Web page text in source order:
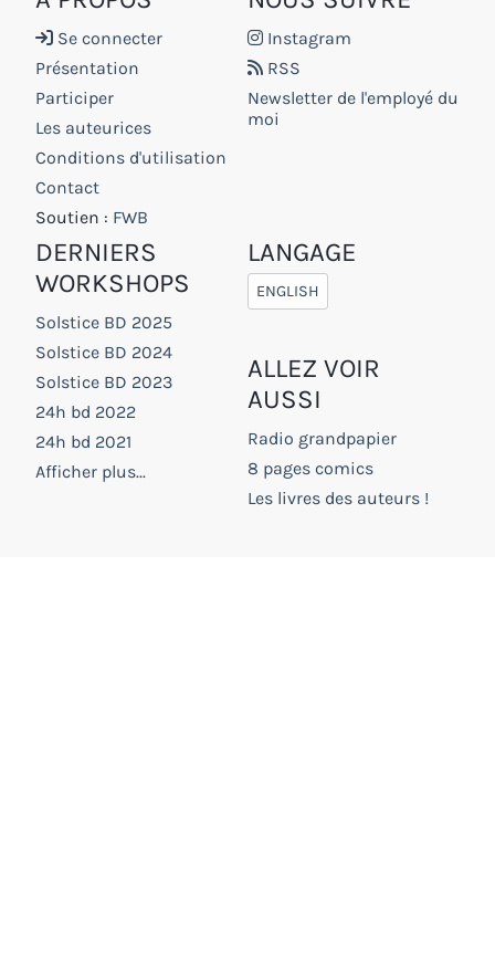
Se connecter
Présentation
Participer
Les auteurices
Conditions d'utilisation
Contact
Soutien : FWB
Instagram
RSS
Newsletter de l'employé du
moi
DERNIERS
WORKSHOPS
Solstice BD 2025
Solstice BD 2024
Solstice BD 2023
24h bd 2022
24h bd 2021
Afficher plus...
LANGAGE
ENGLISH
ALLEZ VOIR
AUSSI
Radio grandpapier
8 pages comics
Les livres des auteurs !